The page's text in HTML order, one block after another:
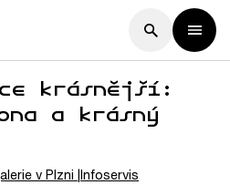
krásnější:
a krásný
v Plzni Infoservis